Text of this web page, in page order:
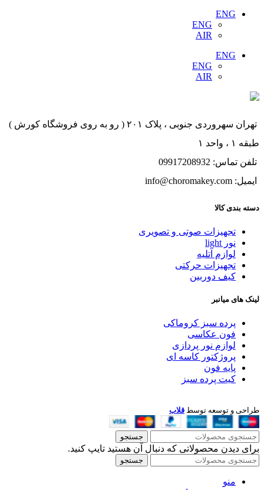
ENG
ENG
AIR
ENG
ENG
AIR
تهران سهروردی جنوبی ، پلاک ۲۰۱ ( رو به روی فروشگاه کورش )
طبقه ۱ ، واحد ۱
تلفن تماس: 09917208932
ایمیل: info@choromakey.com
دسته بندی کالا
تجهیزات صوتی و تصویری
نور light
لوازم آتلیه
تجهیزات حرکتی
کیف دوربین
لینک های میانبر
پرده سبز کروماکی
فون عکاسی
لوازم نور پردازی
پروژکتور کاسه ای
پایه فون
کیت پرده سبز
طراحی و توسعه توسط قلاب
جستجو
برای دیدن محصولاتی که دنبال آن هستید تایپ کنید.
جستجو
منو